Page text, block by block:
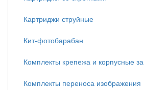
Картриджи струйные
Кит-фотобарабан
Комплекты крепежа и корпусные за
Комплекты переноса изображения